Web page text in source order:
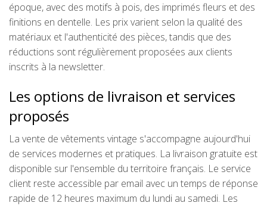
époque, avec des motifs à pois, des imprimés fleurs et des
finitions en dentelle. Les prix varient selon la qualité des
matériaux et l'authenticité des pièces, tandis que des
réductions sont régulièrement proposées aux clients
inscrits à la newsletter.
Les options de livraison et services
proposés
La vente de vêtements vintage s'accompagne aujourd'hui
de services modernes et pratiques. La livraison gratuite est
disponible sur l'ensemble du territoire français. Le service
client reste accessible par email avec un temps de réponse
rapide de 12 heures maximum du lundi au samedi. Les